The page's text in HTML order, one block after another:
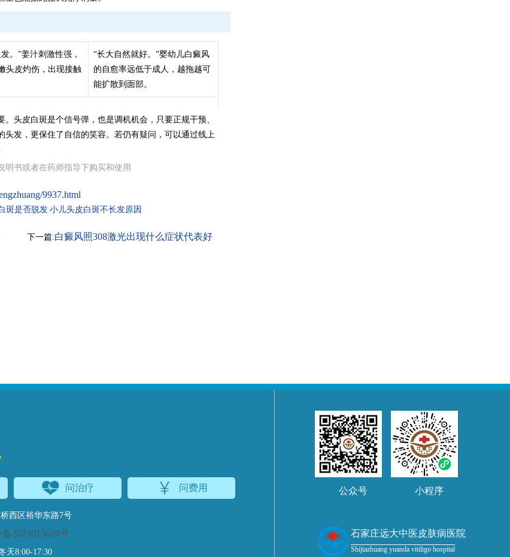
。”姜汁刺激性强，
头皮灼伤，出现接触
“长大自然就好。”婴幼儿白癜风
的自愈率远低于成人，越拖越可
能扩散到面部。
头皮白斑是个信号弹，也是调机机会，只要正规干预、
发，更保住了自信的笑容。若仍有疑问，可以通过线上
明书或者在药师指导下购买和使用
9937.html
斑是否脱发 小儿头皮白斑不长发原因
下一篇:白癜风照308激光出现什么症状代表好
问治疗 问费用
西区裕华东路7号
备2023015620号
天8:00-17:30
公众号 小程序
石家庄远大中医皮肤病医院
Shijiazhuang yuanda vitiligo hospital